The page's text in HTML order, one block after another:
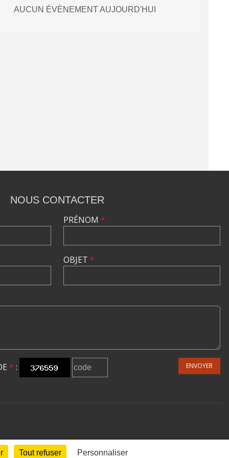
AUCUN ÉVÈNEMENT AUJOURD'HUI
NOUS CONTACTER
PRÉNOM *
OBJET *
* : ENVOYER
Tout refuser Personnaliser